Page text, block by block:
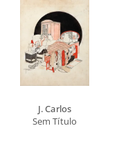
J. Carlos
Sem Título